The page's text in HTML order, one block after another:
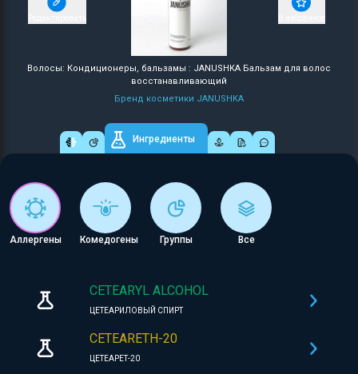
Волосы: Кондиционеры, бальзамы : JANUSHKA Бальзам для волос
восстанавливающий
Бренд косметики JANUSHKA
Ингредиенты
Аллергены Комедогены Группы Все
CETEARYL ALCOHOL
ЦЕТЕАРИЛОВЫЙ СПИРТ
CETEARETH-20
ЦЕТЕАРЕТ-20